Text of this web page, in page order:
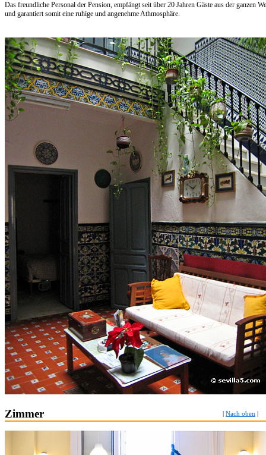
Das freundliche Personal der Pension, empfängt seit über 20 Jahren Gäste aus der ganzen
und garantiert somit eine ruhige und angenehme Athmosphäre.
Zimmer Nach oben